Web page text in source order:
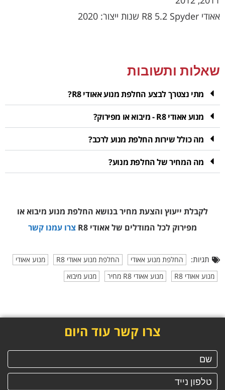
אאודי R8 5.2 Spyder שנות ייצור: 2020
שאלות ותשובות
מתי נצטרך לבצע החלפת מנוע אאודי R8?
מנוע אאודי R8 - מיבוא או מפירוק?
מה כולל שירות החלפת מנוע לרכב?
מה המחיר של החלפת מנוע?
לקבלת ייעוץ והצעת מחיר בנושא החלפת מנוע מיבוא או
מפירוק לכל המודלים של אאודי R8 צרו עמנו קשר
תגיות: החלפת מנוע אאודי החלפת מנוע אאודי R8
מנוע אאודי
מנוע אאודי R8
מנוע אאודי R8 מחיר מנוע מיבוא
צרו קשר עוד היום